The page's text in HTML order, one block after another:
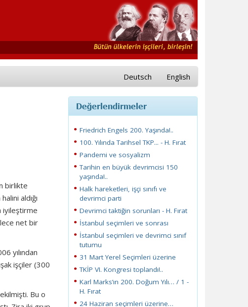
Deutsch English
birlikte
aldığı
iyileştirme
net bir
yılından
işçiler (300
Bu o
Değerlendirmeler
Friedrich Engels 200. Yaşında!..
100. Yılında Tarihsel TKP... - H. Fırat
Pandemi ve sosyalizm
Tarihin en büyük devrimcisi 150
yaşında!..
Halk hareketleri, işçi sınıfı ve
devrimci parti
Devrimci taktiğin sorunları - H. Fırat
İstanbul seçimleri ve sonrası
İstanbul seçimleri ve devrimci sınıf
tutumu
31 Mart Yerel Seçimleri üzerine
TKİP VI. Kongresi toplandı!..
Karl Marks’ın 200. Doğum Yılı… / 1 -
H. Fırat
24 Haziran seçimleri üzerine…